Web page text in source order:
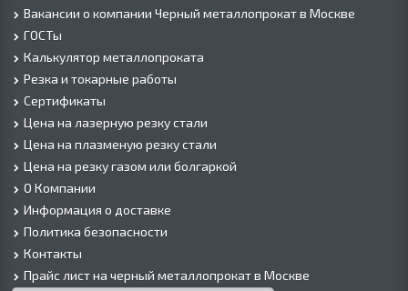
Вакансии о компании Черный металлопрокат в Москве
ГОСТы
Калькулятор металлопроката
Резка и токарные работы
Сертификаты
Цена на лазерную резку стали
Цена на плазменую резку стали
Цена на резку газом или болгаркой
О Компании
Информация о доставке
Политика безопасности
Контакты
Прайс лист на черный металлопрокат в Москве